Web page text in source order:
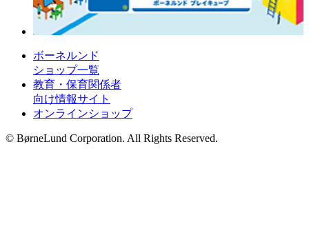
ボーネルンド
ショップ一覧
教育・保育関係者
向け情報サイト
オンラインショップ
© BørneLund Corporation. All Rights Reserved.